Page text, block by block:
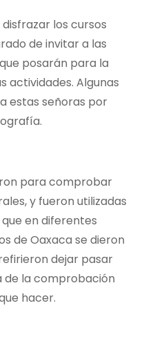
los cursos
de invitar a las
posarán para la
actividades. Algunas
estas señoras por
para comprobar
y fueron utilizadas
en diferentes
de Oaxaca se dieron
dejar pasar
de la comprobación
hacer.